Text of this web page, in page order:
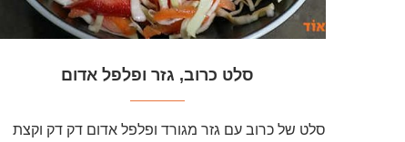
סלט כרוב, גזר ופלפל אדום
סלט של כרוב עם גזר מגורד ופלפל אדום דק דק וקצת